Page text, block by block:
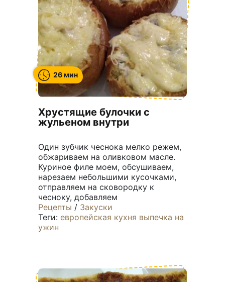
26 мин
Хрустящие булочки с
жульеном внутри
Один зубчик чеснока мелко режем,
обжариваем на оливковом масле.
Куриное филе моем, обсушиваем,
нарезаем небольшими кусочками,
отправляем на сковородку к
чесноку, добавляем
Рецепты / Закуски
Теги: европейская кухня выпечка на
ужин